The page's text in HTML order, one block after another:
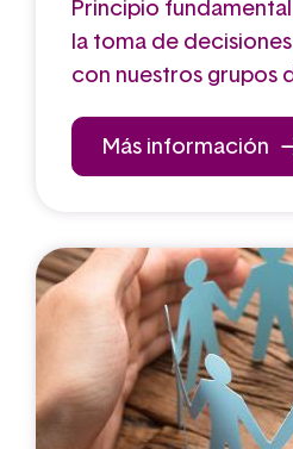
Principio
la toma de
con nuestros grupos
Más información